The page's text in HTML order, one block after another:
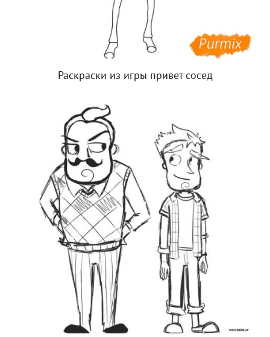
Раскраски из игры привет сосед